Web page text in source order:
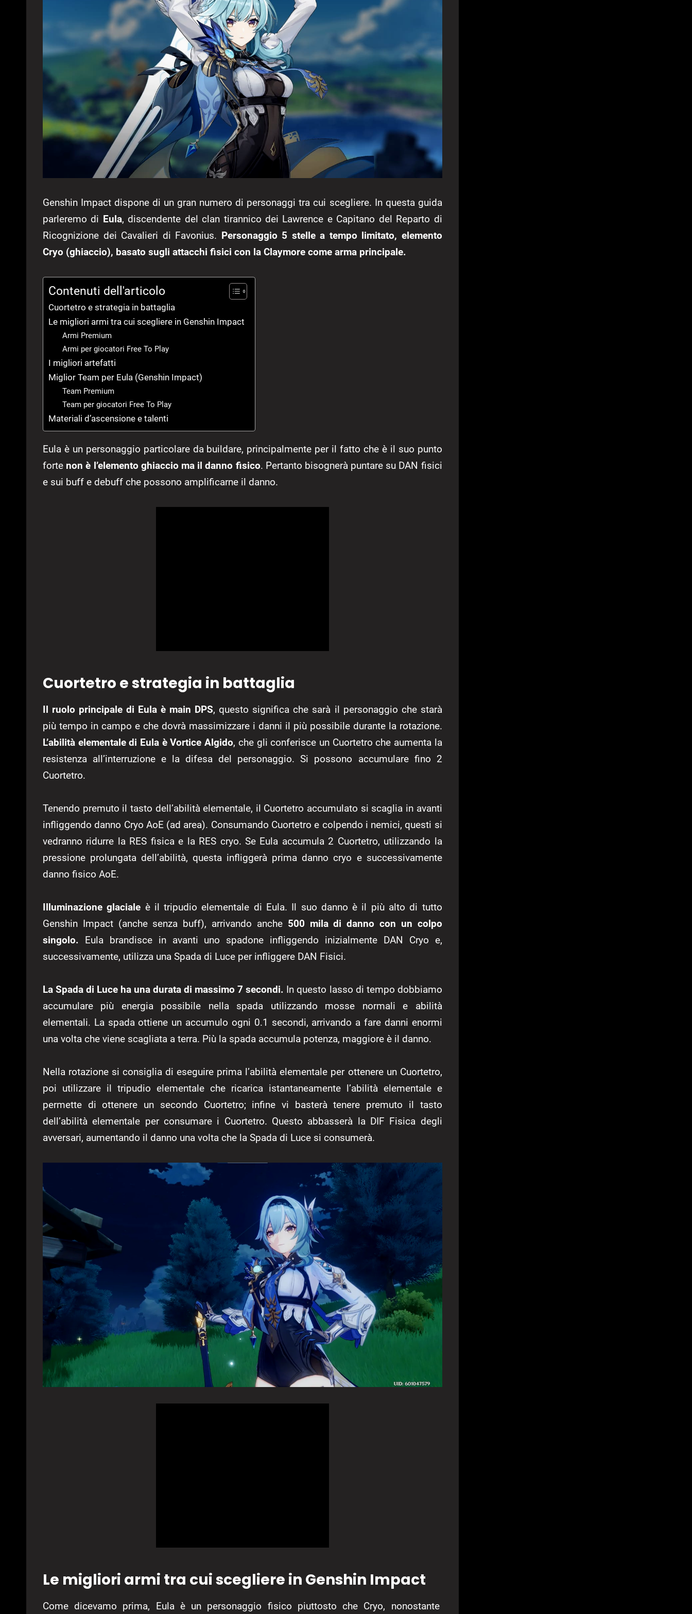
Genshin Impact dispone di un gran numero di personaggi tra cui scegliere. In questa guida
parleremo di Eula, discendente del clan tirannico dei Lawrence e Capitano del Reparto di
Ricognizione dei Cavalieri di Favonius. Personaggio 5 stelle a tempo limitato, elemento
Cryo (ghiaccio), basato sugli attacchi fisici con la Claymore come arma principale.
Contenuti dell'articolo
Cuortetro e strategia in battaglia
Le migliori armi tra cui scegliere in Genshin Impact
Armi Premium
Armi per giocatori Free To Play
I migliori artefatti
Miglior Team per Eula (Genshin Impact)
Team Premium
Team per giocatori Free To Play
Materiali d’ascensione e talenti
Eula è un personaggio particolare da buildare, principalmente per il fatto che è il suo punto
forte non è l’elemento ghiaccio ma il danno fisico. Pertanto bisognerà puntare su DAN fisici
e sui buff e debuff che possono amplificarne il danno.
Cuortetro e strategia in battaglia
Il ruolo principale di Eula è main DPS, questo significa che sarà il personaggio che starà
più tempo in campo e che dovrà massimizzare i danni il più possibile durante la rotazione.
L’abilità elementale di Eula è Vortice Algido, che gli conferisce un Cuortetro che aumenta la
resistenza all’interruzione e la difesa del personaggio. Si possono accumulare fino 2
Cuortetro.
Tenendo premuto il tasto dell’abilità elementale, il Cuortetro accumulato si scaglia in avanti
infliggendo danno Cryo AoE (ad area). Consumando Cuortetro e colpendo i nemici, questi si
vedranno ridurre la RES fisica e la RES cryo. Se Eula accumula 2 Cuortetro, utilizzando la
pressione prolungata dell’abilità, questa infliggerà prima danno cryo e successivamente
danno fisico AoE.
Illuminazione glaciale è il tripudio elementale di Eula. Il suo danno è il più alto di tutto
Genshin Impact (anche senza buff), arrivando anche 500 mila di danno con un colpo
singolo. Eula brandisce in avanti uno spadone infliggendo inizialmente DAN Cryo e,
successivamente, utilizza una Spada di Luce per infliggere DAN Fisici.
La Spada di Luce ha una durata di massimo 7 secondi. In questo lasso di tempo dobbiamo
accumulare più energia possibile nella spada utilizzando mosse normali e abilità
elementali. La spada ottiene un accumulo ogni 0.1 secondi, arrivando a fare danni enormi
una volta che viene scagliata a terra. Più la spada accumula potenza, maggiore è il danno.
Nella rotazione si consiglia di eseguire prima l’abilità elementale per ottenere un Cuortetro,
poi utilizzare il tripudio elementale che ricarica istantaneamente l’abilità elementale e
permette di ottenere un secondo Cuortetro; infine vi basterà tenere premuto il tasto
dell’abilità elementale per consumare i Cuortetro. Questo abbasserà la DIF Fisica degli
avversari, aumentando il danno una volta che la Spada di Luce si consumerà.
Le migliori armi tra cui scegliere in Genshin Impact
Come dicevamo prima, Eula è un personaggio fisico piuttosto che Cryo, nonostante